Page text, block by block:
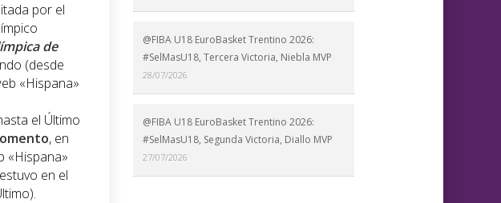
por el
de
(desde
«Hispana»
el Último
, en
«Hispana»
en el
@FIBA U18 EuroBasket Trentino 2026:
#SelMasU18, Tercera Victoria, Niebla MVP
28/07/2026
@FIBA U18 EuroBasket Trentino 2026:
#SelMasU18, Segunda Victoria, Diallo MVP
27/07/2026